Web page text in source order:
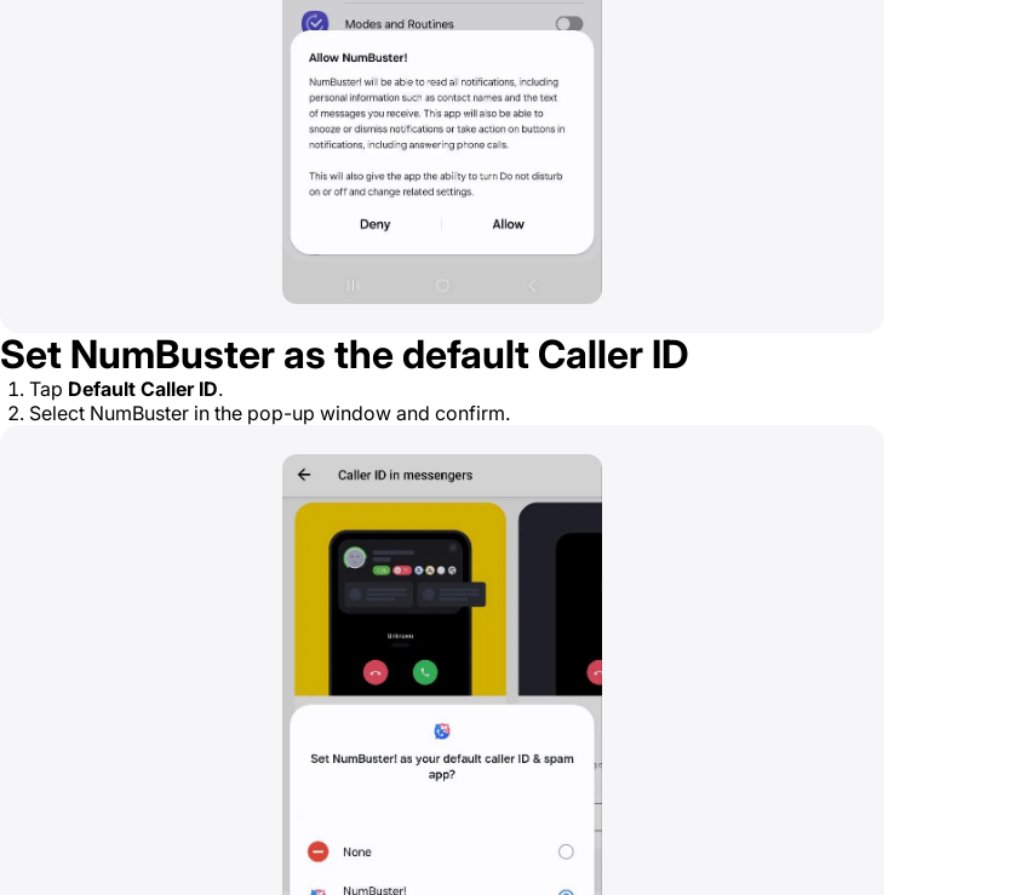
Set NumBuster as the default Caller ID
Tap Default Caller ID.
Select NumBuster in the pop-up window and confirm.